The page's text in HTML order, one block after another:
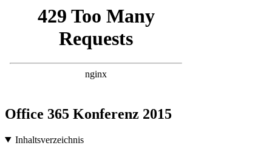
Office 365 Konferenz 2015
Inhaltsverzeichnis